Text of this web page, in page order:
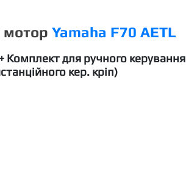
мотор Yamaha F70 AETL
Комплект для ручного керування
кер. кріп)